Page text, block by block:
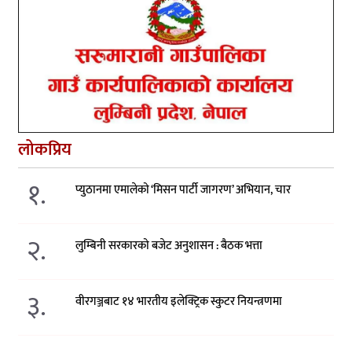
लोकप्रिय
१. प्युठानमा एमालेको ‘मिसन पार्टी जागरण’ अभियान, चार
२. लुम्बिनी सरकारको बजेट अनुशासन : बैठक भत्ता
३. वीरगञ्जबाट १४ भारतीय इलेक्ट्रिक स्कुटर नियन्त्रणमा